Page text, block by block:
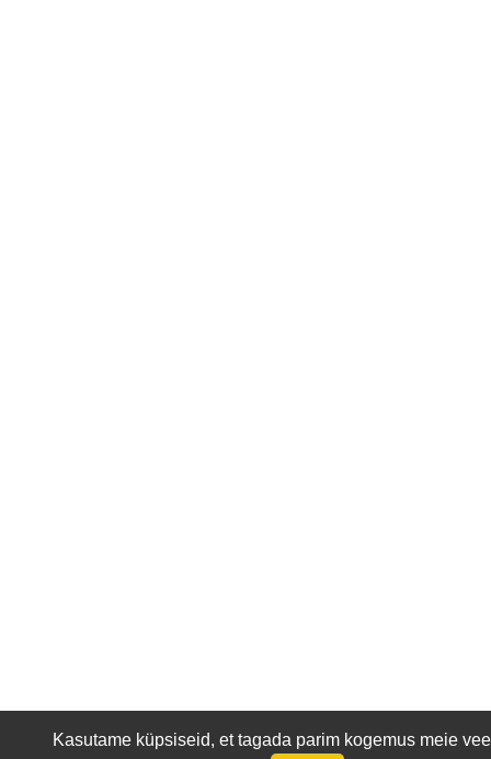
Kasutame küpsiseid, et tagada parim kogemus meie